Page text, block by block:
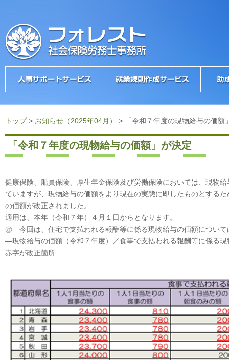
トップ> お知らせ（2025年04月） > 「令和７年度の現物給与の価額
「令和７年度の現物給与の価額」が決定
健康保険、船員保険、厚生年金保険及び労働保険においては、現物
ていますが、現物給与の価額をより現在の実態に即したものとする
の価額が改正されました。
適用は、本年（令和７年）４月１日からとなります。
㊟ 今回は、住宅で支払われる報酬等に係る現物給与の価額について
―現物給与の価額（令和７年度）／食事で支払われる報酬等に係る
赤字が改正箇所